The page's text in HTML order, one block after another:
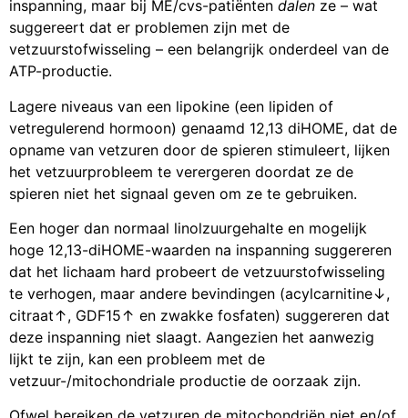
inspanning, maar bij ME/cvs-patiënten dalen ze – wat
suggereert dat er problemen zijn met de
vetzuurstofwisseling – een belangrijk onderdeel van de
ATP-productie.
Lagere niveaus van een lipokine (een lipiden of
vetregulerend hormoon) genaamd 12,13 diHOME, dat de
opname van vetzuren door de spieren stimuleert, lijken
het vetzuurprobleem te verergeren doordat ze de
spieren niet het signaal geven om ze te gebruiken.
Een hoger dan normaal linolzuurgehalte en mogelijk
hoge 12,13-diHOME-waarden na inspanning suggereren
dat het lichaam hard probeert de vetzuurstofwisseling
te verhogen, maar andere bevindingen (acylcarnitine↓,
citraat↑, GDF15↑ en zwakke fosfaten) suggereren dat
deze inspanning niet slaagt. Aangezien het aanwezig
lijkt te zijn, kan een probleem met de
vetzuur-/mitochondriale productie de oorzaak zijn.